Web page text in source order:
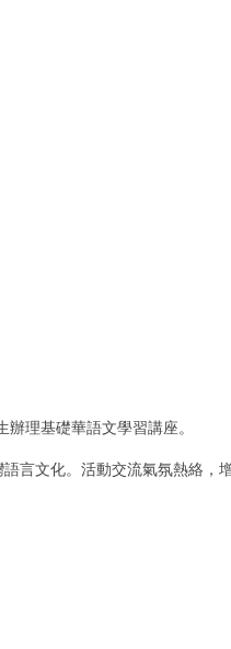
理基礎華語文學習講座。
言文化。活動交流氣氛熱絡，